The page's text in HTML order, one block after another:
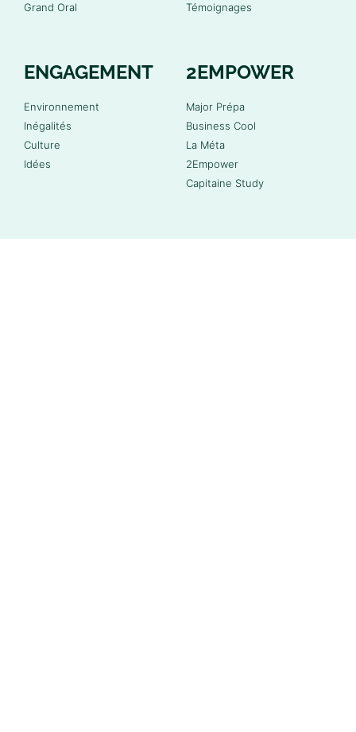
Grand Oral
Témoignages
ENGAGEMENT
Environnement
Inégalités
Culture
Idées
2EMPOWER
Major Prépa
Business Cool
La Méta
2Empower
Capitaine Study